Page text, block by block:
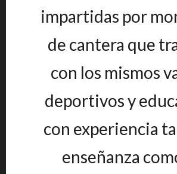
impartidas por
de cantera que
con los mismos
deportivos y
con experiencia
enseñanza